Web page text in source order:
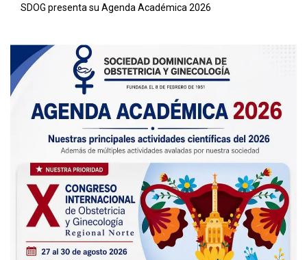
SDOG presenta su Agenda Académica 2026